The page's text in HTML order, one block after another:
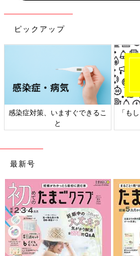
ピックアップ
感染症対策、いますぐできるこ
と
「も
最新号